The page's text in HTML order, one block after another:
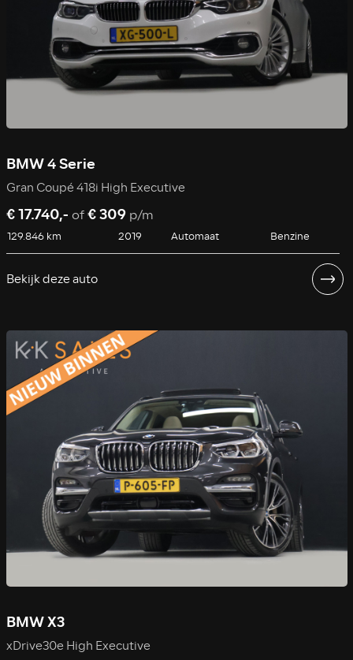
BMW 4 Serie
Gran Coupé 418i High Executive
€ 17.740,- of€ 309 p/m
129.846 km 2019 Automaat Benzine
Bekijk deze auto
BMW X3
xDrive30e High Executive